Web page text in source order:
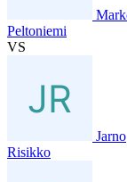
Peltoniemi
VS
Jarno
Risikko